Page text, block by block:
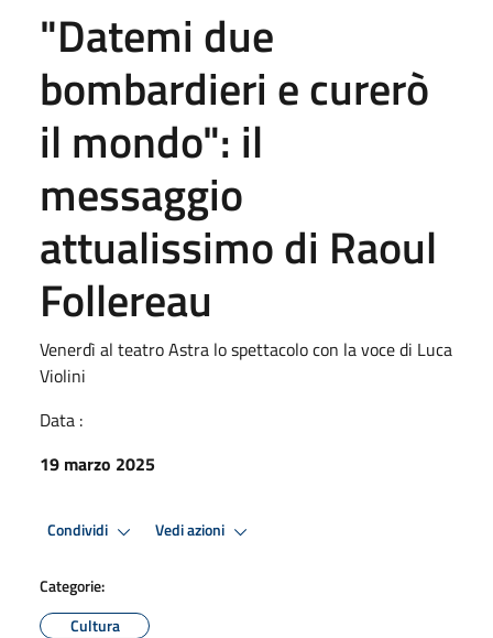
"Datemi due
bombardieri e curerò
il mondo": il
messaggio
attualissimo di Raoul
Follereau
Venerdì al teatro Astra lo spettacolo con la voce di Luca
Violini
Data :
19 marzo 2025
Condividi Vedi azioni
Categorie:
Cultura